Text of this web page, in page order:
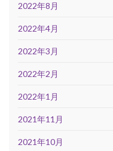
2022年8月
2022年4月
2022年3月
2022年2月
2022年1月
2021年11月
2021年10月